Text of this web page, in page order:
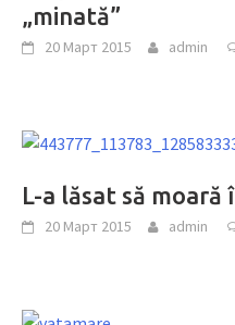
„minată”
20 Март 2015 admin
L-a lăsat să moară
20 Март 2015 admin